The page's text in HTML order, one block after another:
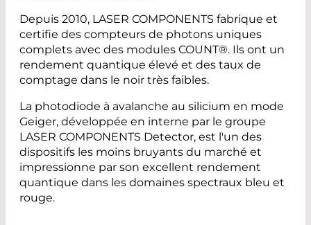
Depuis 2010, LASER COMPONENTS fabrique et
certifie des compteurs de photons uniques
complets avec des modules COUNT®. Ils ont un
rendement quantique élevé et des taux de
comptage dans le noir très faibles.
La photodiode à avalanche au silicium en mode
Geiger, développée en interne par le groupe
LASER COMPONENTS Detector, est l'un des
dispositifs les moins bruyants du marché et
impressionne par son excellent rendement
quantique dans les domaines spectraux bleu et
rouge.